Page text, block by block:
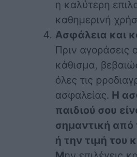
η καλύτερη
καθημερινή
Ασφάλεια και
Πριν αγοράσεις
κάθισμα,
όλες τις
ασφαλείας. Η
παιδιού σου
σημαντική από
ή την τιμή του